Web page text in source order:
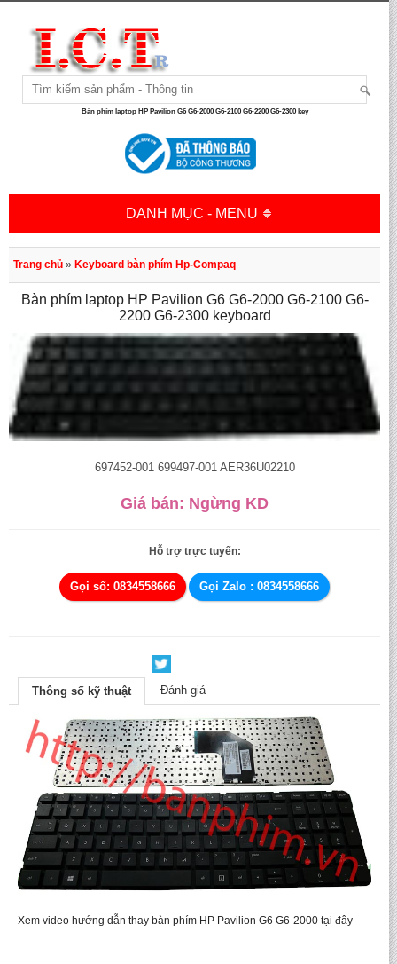
Bàn phím laptop HP Pavilion G6 G6-2000 G6-2100 G6-2200 G6-2300 key
DANH MỤC - MENU
Trang chủ » Keyboard bàn phím Hp-Compaq
Bàn phím laptop HP Pavilion G6 G6-2000 G6-2100 G6-
2200 G6-2300 keyboard
697452-001 699497-001 AER36U02210
Giá bán: Ngừng KD
Hỗ trợ trực tuyến:
Gọi số: 0834558666 Gọi Zalo : 0834558666
Thông số kỹ thuật Đánh giá
Xem video hướng dẫn thay bàn phím HP Pavilion G6 G6-2000 tại đây